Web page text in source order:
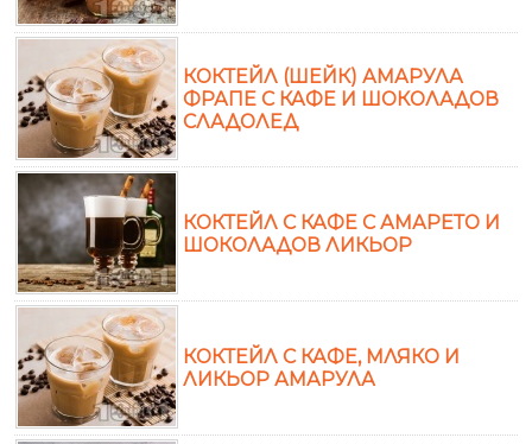
КОКТЕЙЛ (ШЕЙК) АМАРУЛА
ФРАПЕ С КАФЕ И ШОКОЛАДОВ
СЛАДОЛЕД
КОКТЕЙЛ С КАФЕ С АМАРЕТО И
ШОКОЛАДОВ ЛИКЬОР
КОКТЕЙЛ С КАФЕ, МЛЯКО И
ЛИКЬОР АМАРУЛА